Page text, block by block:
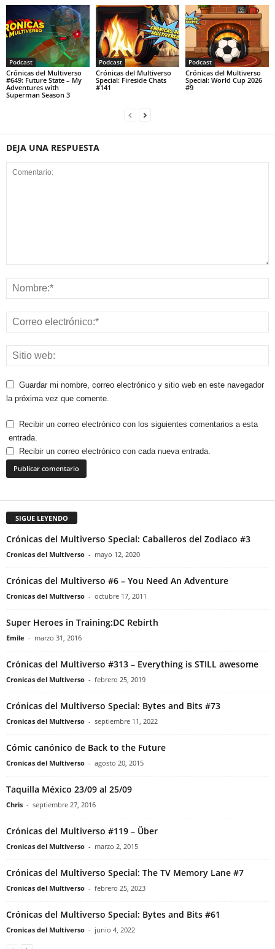
Podcast
Crónicas del Multiverso
#649: Future State – My
Adventures with
Superman Season 3
Podcast
Crónicas del Multiverso
Special: Fireside Chats
#141
Podcast
Crónicas del Multiverso
Special: World Cup 2026
#9
DEJA UNA RESPUESTA
Guardar mi nombre, correo electrónico y sitio web en este navegador
la próxima vez que comente.
Recibir un correo electrónico con los siguientes comentarios a esta
entrada.
Recibir un correo electrónico con cada nueva entrada.
SIGUE LEYENDO
Crónicas del Multiverso Special: Caballeros del Zodiaco #3
Cronicas del Multiverso - mayo 12, 2020
Crónicas del Multiverso #6 – You Need An Adventure
Cronicas del Multiverso - octubre 17, 2011
Super Heroes in Training:DC Rebirth
Emile - marzo 31, 2016
Crónicas del Multiverso #313 – Everything is STILL awesome
Cronicas del Multiverso - febrero 25, 2019
Crónicas del Multiverso Special: Bytes and Bits #73
Cronicas del Multiverso - septiembre 11, 2022
Cómic canónico de Back to the Future
Cronicas del Multiverso - agosto 20, 2015
Taquilla México 23/09 al 25/09
Chris - septiembre 27, 2016
Crónicas del Multiverso #119 – Über
Cronicas del Multiverso - marzo 2, 2015
Crónicas del Multiverso Special: The TV Memory Lane #7
Cronicas del Multiverso - febrero 25, 2023
Crónicas del Multiverso Special: Bytes and Bits #61
Cronicas del Multiverso - junio 4, 2022